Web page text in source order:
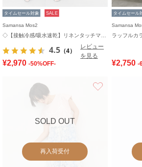
タイムセール対象 SALE
Samansa Mos2
4.5 （4）
レビュー
を見る
¥2,970 -50%OFF-
タイムセール
Samansa
ラッフルカ
¥2,750 -
SOLD OUT
再入荷受付